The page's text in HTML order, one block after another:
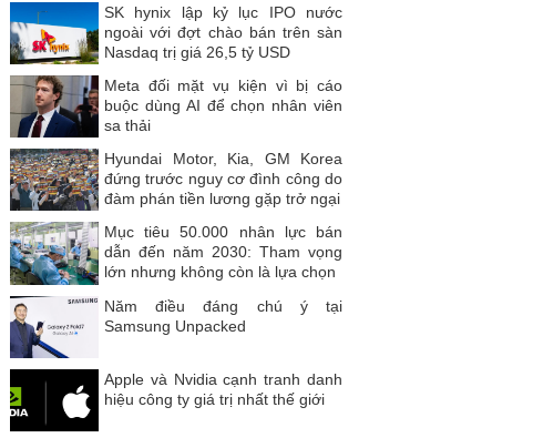
SK hynix lập kỷ lục IPO nước
ngoài với đợt chào bán trên sàn
Nasdaq trị giá 26,5 tỷ USD
Meta đối mặt vụ kiện vì bị cáo
buộc dùng AI để chọn nhân viên
sa thải
Hyundai Motor, Kia, GM Korea
đứng trước nguy cơ đình công do
đàm phán tiền lương gặp trở ngại
Mục tiêu 50.000 nhân lực bán
dẫn đến năm 2030: Tham vọng
lớn nhưng không còn là lựa chọn
Năm điều đáng chú ý tại
Samsung Unpacked
Apple và Nvidia cạnh tranh danh
hiệu công ty giá trị nhất thế giới